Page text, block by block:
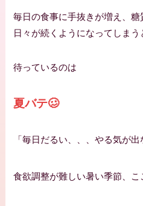
毎日の食事に手抜きが増え、糖
日々が続くようになってしまう
待っているのは
夏バテ🥴
「毎日だるい、、、やる気が出
食欲調整が難しい暑い季節、